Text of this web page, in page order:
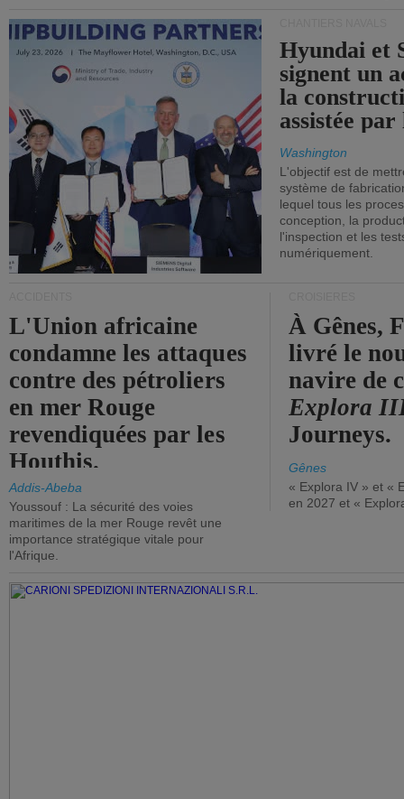
Hyundai et
signent un
la
assistée
Washington
L'objectif est de
système de
lequel tous les
conception, la
l'inspection et les
numériquement.
L'Union africaine
condamne les attaques
contre des pétroliers
en mer Rouge
revendiquées par les
Houthis.
Addis-Abeba
Youssouf : La sécurité des voies
maritimes de la mer Rouge revêt une
importance stratégique vitale pour
l'Afrique.
À Gênes,
livré le
navire de
Explora
Journeys.
Gênes
« Explora IV » et «
en 2027 et «